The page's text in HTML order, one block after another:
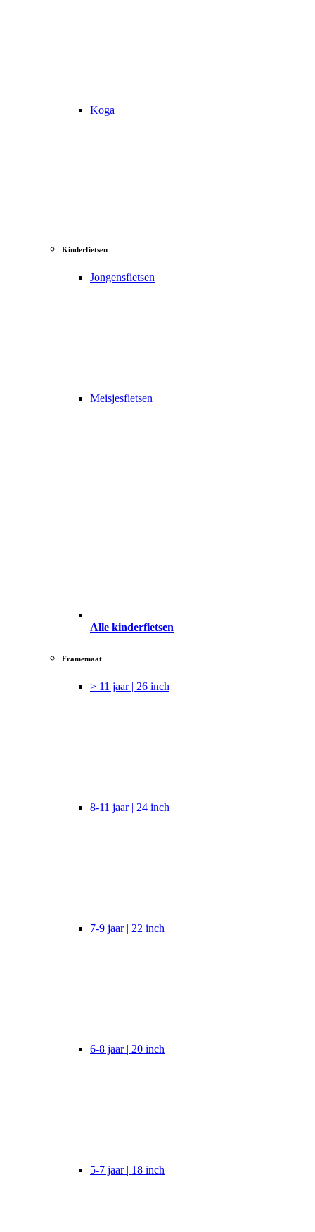
Koga
Kinderfietsen
Jongensfietsen
Meisjesfietsen
Alle kinderfietsen
Framemaat
> 11 jaar | 26 inch
8-11 jaar | 24 inch
7-9 jaar | 22 inch
6-8 jaar | 20 inch
5-7 jaar | 18 inch